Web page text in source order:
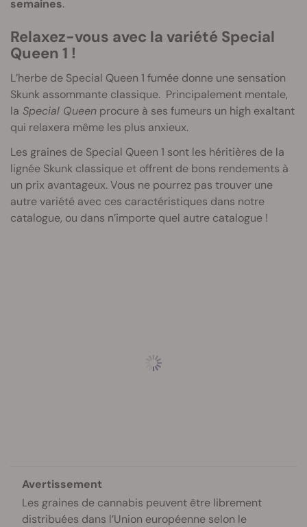
semaines.
Relaxez-vous avec la variété Special
Queen 1 !
L’herbe de Special Queen 1 fumée donne une sensation
Skunk assommante classique. Principalement mentale,
la Special Queen procure à ses fumeurs un high exaltant
qui relaxera même les plus anxieux.
Les graines de Special Queen 1 sont les héritières de la
lignée Skunk classique et offrent de bons rendements à
un prix avantageux. Vous ne pourrez pas trouver une
autre variété avec ces caractéristiques dans notre
catalogue, ou dans n’importe quel autre catalogue !
Avertissement
Les graines de cannabis peuvent être librement
distribuées dans l’Union européenne selon le